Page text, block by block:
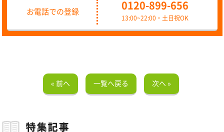
お電話での登録
0120-899-656
13:00~22:00・土日祝OK
« 前へ 一覧へ戻る 次へ »